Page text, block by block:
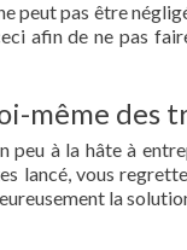
peut pas être
afin de ne pas
même des
peu à la hâte à
lancé, vous
la